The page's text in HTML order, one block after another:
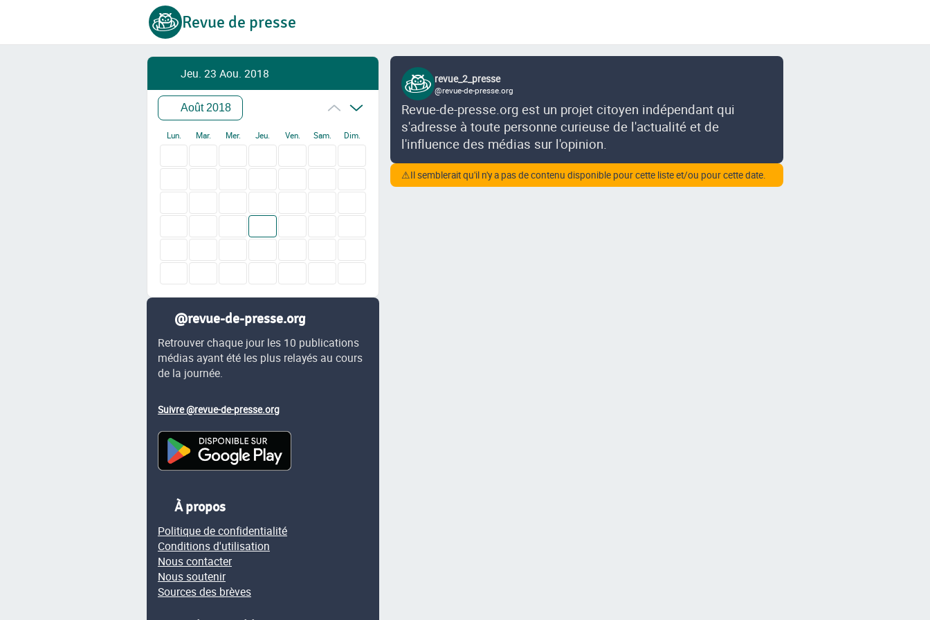
Revue de presse
Jeu. 23 Aou. 2018
Août 2018
Lun. Mar. Mer. Jeu. Ven. Sam. Dim.
@revue-de-presse.org
Retrouver chaque jour les 10 publications
médias ayant été les plus relayés au cours
de la journée.
Suivre @revue-de-presse.org
À propos
Politique de confidentialité
Conditions d'utilisation
Nous contacter
Nous soutenir
Sources des brèves
revue_2_presse
@revue-de-presse.org
Revue-de-presse.org est un projet citoyen indépendant qui
s'adresse à toute personne curieuse de l'actualité et de
l'influence des médias sur l'opinion.
⚠Il semblerait qu'il n'y a pas de contenu disponible pour cette liste et/ou pour cette date.